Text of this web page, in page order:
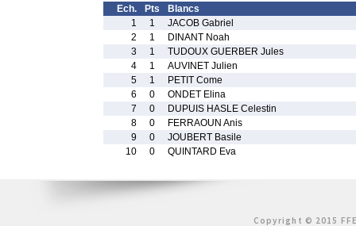
Ech. Pts
Blancs
1
1
JACOB Gabriel
2
1
DINANT Noah
3
1
TUDOUX GUERBER Jules
4
1
AUVINET Julien
5
1
PETIT Come
6
0
ONDET Elina
7
0
DUPUIS HASLE Celestin
8
0
FERRAOUN Anis
9
0
JOUBERT Basile
10
0 QUINTARD Eva
Copyright © 2015